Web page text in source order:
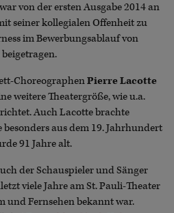
von der ersten Ausgabe 2014 an
seiner kollegialen Offenheit zu
im Bewerbungsablauf von
ChoreographenPierre Lacotte
weitere Theatergröße, wie u.a.
Auch Lacotte brachte
besonders aus dem 19. Jahrhundert
91 Jahre alt.
der Schauspieler und Sänger
viele Jahre am St. Pauli-Theater
und Fernsehen bekannt war.